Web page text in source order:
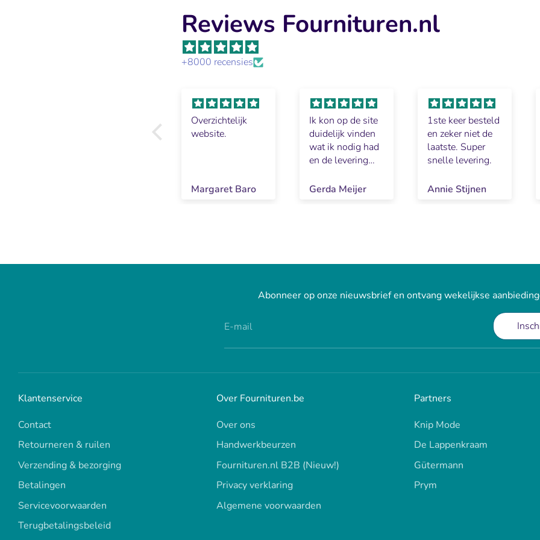
Reviews Fournituren.nl
+8000 recensies
Overzichtelijk
website.
Margaret Baro
Ik kon op de site
duidelijk vinden
wat ik nodig had
en de levering
goed.
Gerda Meijer
1ste keer besteld
en zeker niet de
laatste. Super
snelle levering.
Annie Stijnen
Abonneer op onze nieuwsbrief en ontvang wekelijkse
E-mail
Klantenservice
Contact
Retourneren & ruilen
Verzending & bezorging
Betalingen
Servicevoorwaarden
Terugbetalingsbeleid
Over Fournituren.be
Over ons
Handwerkbeurzen
Fournituren.nl B2B (Nieuw!)
Privacy verklaring
Algemene voorwaarden
Partners
Knip Mode
De Lappenkraam
Gütermann
Prym